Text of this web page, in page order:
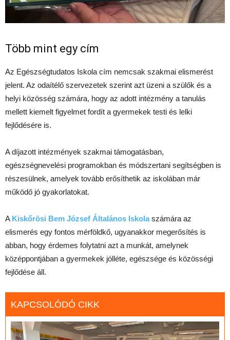
Több mint egy cím
Az Egészségtudatos Iskola cím nemcsak szakmai elismerést
jelent. Az odaítélő szervezetek szerint azt üzeni a szülők és a
helyi közösség számára, hogy az adott intézmény a tanulás
mellett kiemelt figyelmet fordít a gyermekek testi és lelki
fejlődésére is.
A díjazott intézmények szakmai támogatásban,
egészségnevelési programokban és módszertani segítségben is
részesülnek, amelyek tovább erősíthetik az iskolában már
működő jó gyakorlatokat.
A Kiskőrösi Bem József Általános Iskolaszámára az
elismerés egy fontos mérföldkő, ugyanakkor megerősítés is
abban, hogy érdemes folytatni azt a munkát, amelynek
középpontjában a gyermekek jólléte, egészsége és közösségi
fejlődése áll.
KAPCSOLÓDÓ CIKK